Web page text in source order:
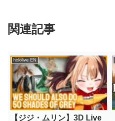
関連記事
hololive EN
【ジジ・ムリン】3D Live